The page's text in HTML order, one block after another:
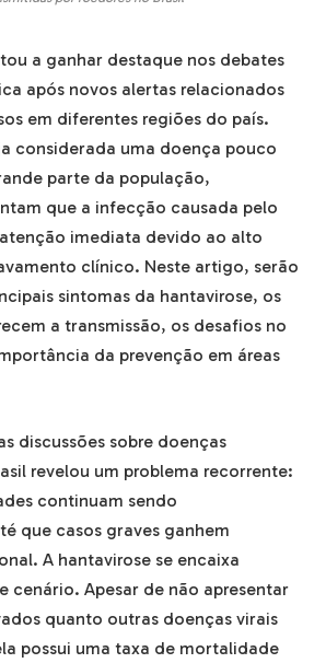
a ganhar destaque nos debates
após novos alertas relacionados
em diferentes regiões do país.
considerada uma doença pouco
parte da população,
que a infecção causada pelo
imediata devido ao alto
clínico. Neste artigo, serão
sintomas da hantavirose, os
a transmissão, os desafios no
da prevenção em áreas
discussões sobre doenças
revelou um problema recorrente:
continuam sendo
que casos graves ganhem
A hantavirose se encaixa
cenário. Apesar de não apresentar
quanto outras doenças virais
possui uma taxa de mortalidade